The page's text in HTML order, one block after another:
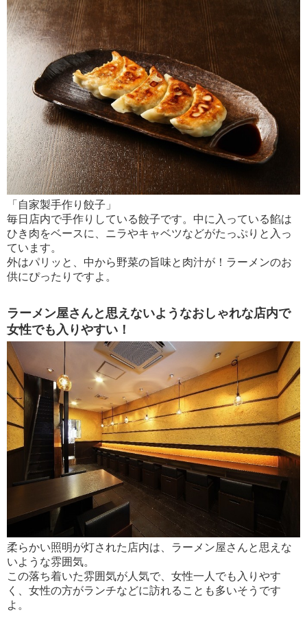
「自家製手作り餃子」
毎日店内で手作りしている餃子です。中に入っている餡は
ひき肉をベースに、ニラやキャベツなどがたっぷりと入っ
ています。
外はパリッと、中から野菜の旨味と肉汁が！ラーメンのお
供にぴったりですよ。
ラーメン屋さんと思えないようなおしゃれな店内で
女性でも入りやすい！
柔らかい照明が灯された店内は、ラーメン屋さんと思えな
いような雰囲気。
この落ち着いた雰囲気が人気で、女性一人でも入りやす
く、女性の方がランチなどに訪れることも多いそうです
よ。